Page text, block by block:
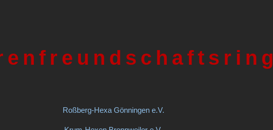
Roßberg-Hexa Gönningen e.V.